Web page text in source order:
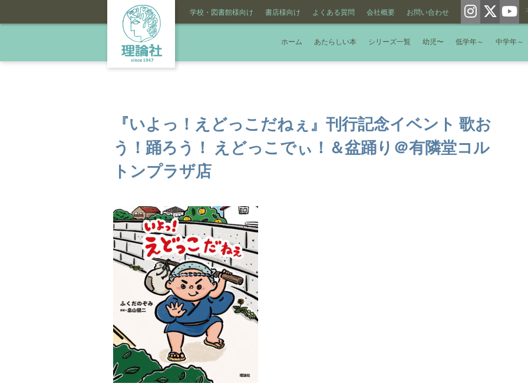
学校・図書館様向け 書店様向け よくある質問 会社概要 お問い合わせ
ホーム あたらしい本 シリーズ一覧 幼児〜 低学年～ 中学年～
『いよっ！えどっこだねぇ』刊行記念イベント 歌お
う！踊ろう！ えどっこでぃ！＆盆踊り＠有隣堂コル
トンプラザ店